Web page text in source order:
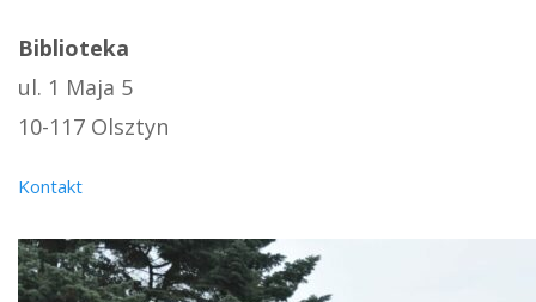
Biblioteka
ul. 1 Maja 5
10-117 Olsztyn
Kontakt